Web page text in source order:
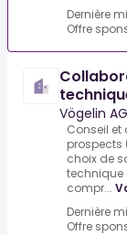
Dernière
Offre
Vögelin AG
Conseil
prospects
choix de
technique
compr...
Dernière
Offre